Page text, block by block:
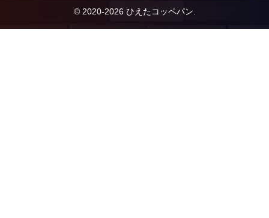
© 2020-2026 ひえたコッペパン.